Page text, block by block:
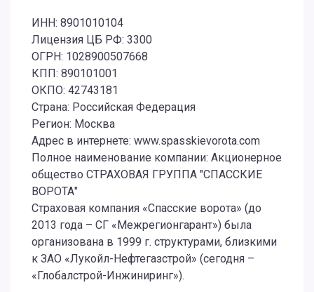
ИНН: 8901010104
Лицензия ЦБ РФ: 3300
ОГРН: 1028900507668
КПП: 890101001
ОКПО: 42743181
Страна: Российская Федерация
Регион: Москва
Адрес в интернете: www.spasskievorota.com
Полное наименование компании: Акционерное
общество СТРАХОВАЯ ГРУППА "СПАССКИЕ
ВОРОТА"
Страховая компания «Спасские ворота» (до
2013 года – СГ «Межрегионгарант») была
организована в 1999 г. структурами, близкими
к ЗАО «Лукойл-Нефтегазстрой» (сегодня –
«Глобалстрой-Инжиниринг»).